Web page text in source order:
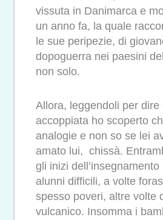
vissuta in Danimarca e
un anno fa, la quale
le sue peripezie, di
dopoguerra nei paesini
non solo.
Allora, leggendoli per dire
accoppiata ho scoperto
analogie e non so se lei
amato lui, chissà.
gli inizi
alunni difficili, a volte
spesso poveri, altre volte
vulcanico. Insomma i